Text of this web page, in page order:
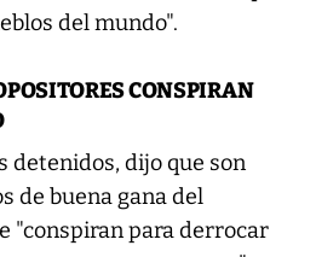
del mundo".
CONSPIRAN
detenidos, dijo que son
de buena gana del
"conspiran para derrocar